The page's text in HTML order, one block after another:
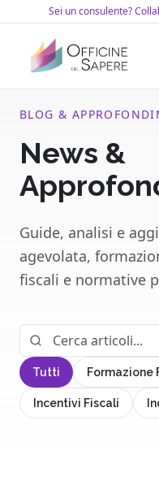
Sei un consulente?
Chi siamo
Finanza Agevolata
ZES Unica Sud
Fondo Contrasto alla
Formazione Finanziata
Fondi Paritetici
Fondo Nuove
Servizi per il Lavoro
GOL — Garanzia
Tirocini
Sicurezza sul Lavoro
News
ContattiLavora con noi
BLOG &
News &
Guide, analisi e
agevolata,
fiscali e normative
Tutti Formazione
Incentivi Fiscali